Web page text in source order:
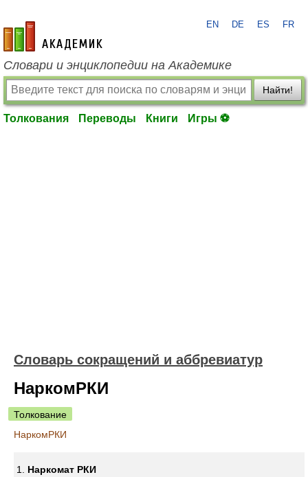
academic.ru
EN DE ES FR
Словари и энциклопедии на Академике
Найти!
Толкования Переводы Книги Игры ⚽
Словарь сокращений и аббревиатур
НаркомРКИ
Толкование
НаркомРКИ
Наркомат РКИ